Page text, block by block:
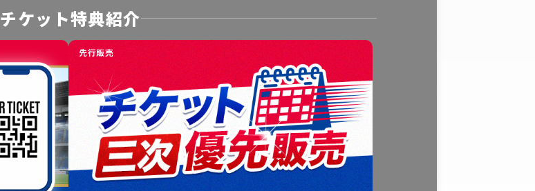
チケット特典紹介
先行販売